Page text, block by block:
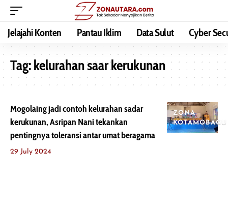
Jelajahi Konten Pantau Iklim Data Sulut Cyber
Tag:kelurahan saar kerukunan
ZONA
KOTAMOBAGU
Mogolaing jadi contoh kelurahan sadar
kerukunan, Asripan Nani tekankan
pentingnya toleransi antar umat beragama
29 July 2024